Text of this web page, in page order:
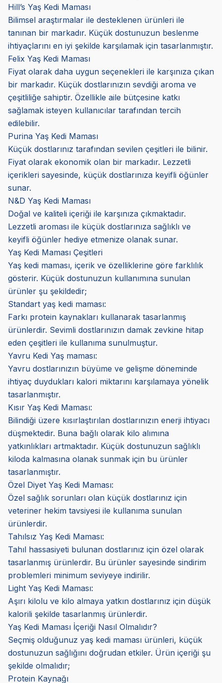
Hill’s Yaş Kedi Maması
Bilimsel araştırmalar ile desteklenen ürünleri ile
tanınan bir markadır. Küçük dostunuzun beslenme
ihtiyaçlarını en iyi şekilde karşılamak için tasarlanmıştır.
Felix Yaş Kedi Maması
Fiyat olarak daha uygun seçenekleri ile karşınıza çıkan
bir markadır. Küçük dostlarınızın sevdiği aroma ve
çeşitliliğe sahiptir. Özellikle aile bütçesine katkı
sağlamak isteyen kullanıcılar tarafından tercih
edilebilir.
Purina Yaş Kedi Maması
Küçük dostlarınız tarafından sevilen çeşitleri ile bilinir.
Fiyat olarak ekonomik olan bir markadır. Lezzetli
içerikleri sayesinde, küçük dostlarınıza keyifli öğünler
sunar.
N&D Yaş Kedi Maması
Doğal ve kaliteli içeriği ile karşınıza çıkmaktadır.
Lezzetli aroması ile küçük dostlarınıza sağlıklı ve
keyifli öğünler hediye etmenize olanak sunar.
Yaş Kedi Maması Çeşitleri
Yaş kedi maması, içerik ve özelliklerine göre farklılık
gösterir. Küçük dostunuzun kullanımına sunulan
ürünler şu şekildedir;
Standart yaş kedi maması:
Farkı protein kaynakları kullanarak tasarlanmış
ürünlerdir. Sevimli dostlarınızın damak zevkine hitap
eden çeşitleri ile kullanıma sunulmuştur.
Yavru Kedi Yaş maması:
Yavru dostlarınızın büyüme ve gelişme döneminde
ihtiyaç duydukları kalori miktarını karşılamaya yönelik
tasarlanmıştır.
Kısır Yaş Kedi Maması:
Bilindiği üzere kısırlaştırılan dostlarınızın enerji ihtiyacı
düşmektedir. Buna bağlı olarak kilo alımına
yatkınlıkları artmaktadır. Küçük dostunuzun sağlıklı
kiloda kalmasına olanak sunmak için bu ürünler
tasarlanmıştır.
Özel Diyet Yaş Kedi Maması:
Özel sağlık sorunları olan küçük dostlarınız için
veteriner hekim tavsiyesi ile kullanıma sunulan
ürünlerdir.
Tahılsız Yaş Kedi Maması:
Tahıl hassasiyeti bulunan dostlarınız için özel olarak
tasarlanmış ürünlerdir. Bu ürünler sayesinde sindirim
problemleri minimum seviyeye indirilir.
Light Yaş Kedi Maması:
Aşırı kilolu ve kilo almaya yatkın dostlarınız için düşük
kalorili şekilde tasarlanmış ürünlerdir.
Yaş Kedi Maması İçeriği Nasıl Olmalıdır?
Seçmiş olduğunuz yaş kedi maması ürünleri, küçük
dostunuzun sağlığını doğrudan etkiler. Ürün içeriği şu
şekilde olmalıdır;
Protein Kaynağı